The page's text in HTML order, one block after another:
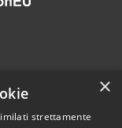
×
strettamente